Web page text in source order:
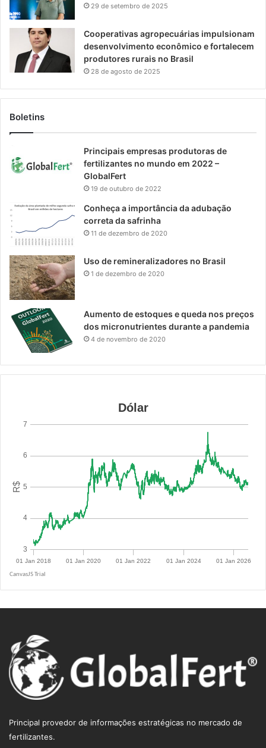
29 de setembro de 2025
Cooperativas agropecuárias impulsionam
desenvolvimento econômico e fortalecem
produtores rurais no Brasil
28 de agosto de 2025
Boletins
Principais empresas produtoras de
fertilizantes no mundo em 2022 –
GlobalFert
19 de outubro de 2022
Conheça a importância da adubação
correta da safrinha
11 de dezembro de 2020
Uso de remineralizadores no Brasil
1 de dezembro de 2020
Aumento de estoques e queda nos preços
dos micronutrientes durante a pandemia
4 de novembro de 2020
Principal provedor de informações estratégicas no mercado de
fertilizantes.